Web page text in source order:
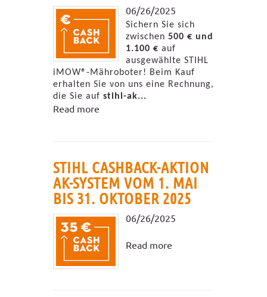
06/26/2025
Sichern Sie sich
zwischen 500 € und
1.100 € auf
ausgewählte STIHL
iMOW®-Mähroboter! Beim Kauf
erhalten Sie von uns eine Rechnung,
die Sie auf stihl-ak...
Read more
STIHL CASHBACK-AKTION
AK-SYSTEM VOM 1. MAI
BIS 31. OKTOBER 2025
06/26/2025
Read more